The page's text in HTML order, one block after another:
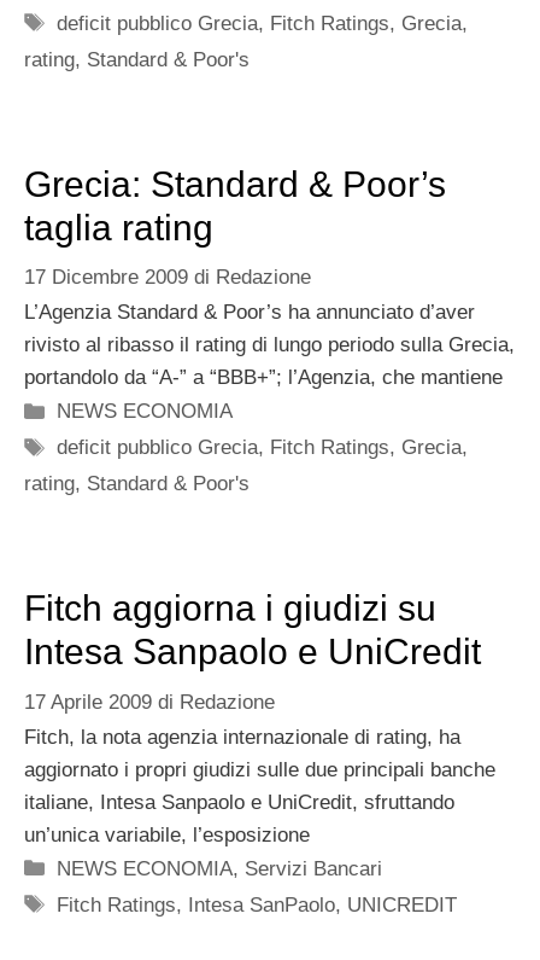
Tag
deficit pubblico Grecia, Fitch Ratings, Grecia,
rating, Standard & Poor's
Grecia: Standard & Poor’s
taglia rating
17 Dicembre 2009 di Redazione
L’Agenzia Standard & Poor’s ha annunciato d’aver
rivisto al ribasso il rating di lungo periodo sulla Grecia,
portandolo da “A-” a “BBB+”; l’Agenzia, che mantiene
Categorie
NEWS ECONOMIA
Tag
deficit pubblico Grecia, Fitch Ratings, Grecia,
rating, Standard & Poor's
Fitch aggiorna i giudizi su
Intesa Sanpaolo e UniCredit
17 Aprile 2009 di Redazione
Fitch, la nota agenzia internazionale di rating, ha
aggiornato i propri giudizi sulle due principali banche
italiane, Intesa Sanpaolo e UniCredit, sfruttando
un’unica variabile, l’esposizione
Categorie
NEWS ECONOMIA, Servizi Bancari
Tag
Fitch Ratings, Intesa SanPaolo, UNICREDIT